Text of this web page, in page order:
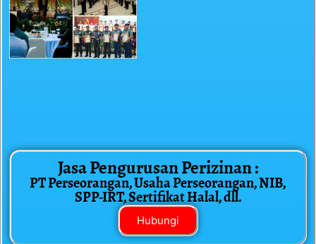
Jasa Pengurusan Perizinan :
PT Perseorangan, Usaha Perseorangan, NIB,
SPP-IRT, Sertifikat Halal, dll.
Hubungi